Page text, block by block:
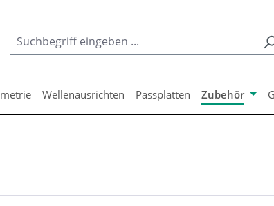
Wellenausrichten Passplatten Zubehör